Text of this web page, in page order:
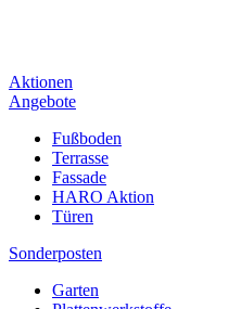
Aktionen
Angebote
Fußboden
Terrasse
Fassade
HARO Aktion
Türen
Sonderposten
Garten